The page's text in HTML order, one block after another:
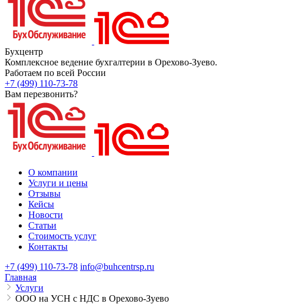
Бухцентр
Комплексное ведение бухгалтерии в Орехово-Зуево.
Работаем по всей России
+7 (499) 110-73-78
Вам перезвонить?
О компании
Услуги и цены
Отзывы
Кейсы
Новости
Статьи
Стоимость услуг
Контакты
+7 (499) 110-73-78 info@buhcentrsp.ru
Главная
Услуги
ООО на УСН с НДС в Орехово-Зуево